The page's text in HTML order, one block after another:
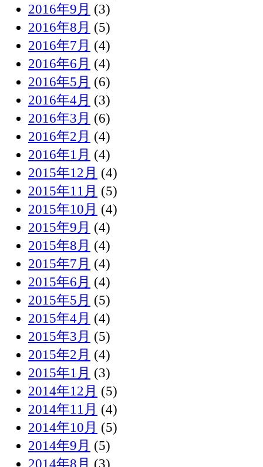
2016年9月 (3)
2016年8月 (5)
2016年7月 (4)
2016年6月 (4)
2016年5月 (6)
2016年4月 (3)
2016年3月 (6)
2016年2月 (4)
2016年1月 (4)
2015年12月 (4)
2015年11月 (5)
2015年10月 (4)
2015年9月 (4)
2015年8月 (4)
2015年7月 (4)
2015年6月 (4)
2015年5月 (5)
2015年4月 (4)
2015年3月 (5)
2015年2月 (4)
2015年1月 (3)
2014年12月 (5)
2014年11月 (4)
2014年10月 (5)
2014年9月 (5)
2014年8月 (3)